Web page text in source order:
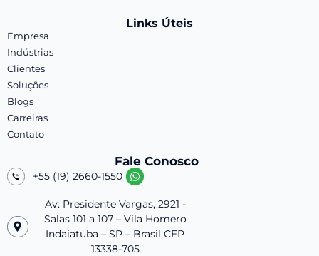
Links Úteis
Empresa
Indústrias
Clientes
Soluções
Blogs
Carreiras
Contato
Fale Conosco
+55 (19) 2660-1550
Av. Presidente Vargas, 2921 -
Salas 101 a 107 – Vila Homero
Indaiatuba – SP – Brasil CEP
13338-705